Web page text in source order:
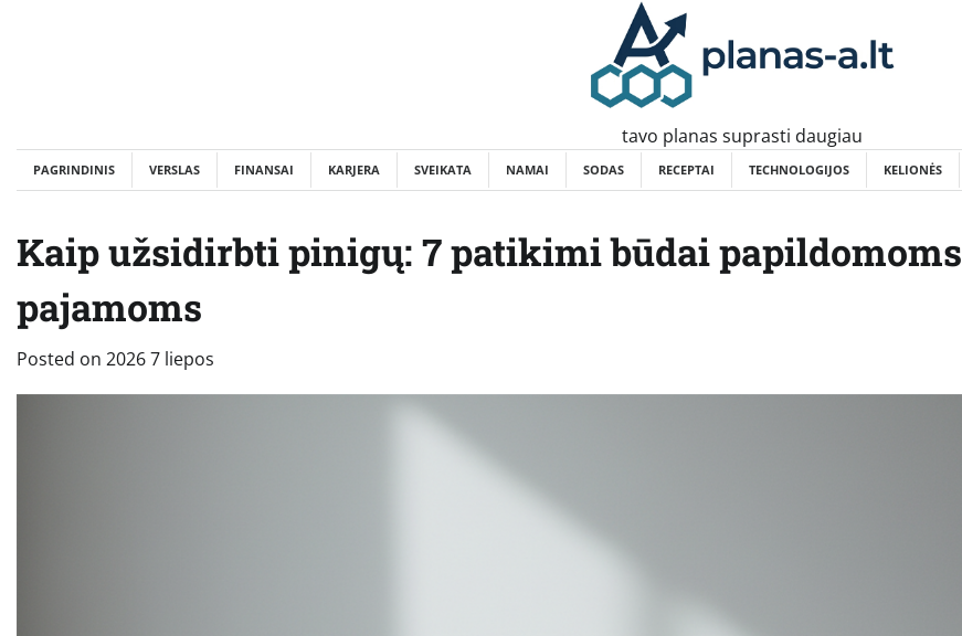
tavo planas suprasti daugiau
PAGRINDINIS VERSLAS FINANSAI KARJERA SVEIKATA NAMAI SODAS RECEPTAI TECHNOLOGIJOS KELIONĖS
Kaip užsidirbti pinigų: 7 patikimi būdai papildomoms
pajamoms
Posted on 2026 7 liepos